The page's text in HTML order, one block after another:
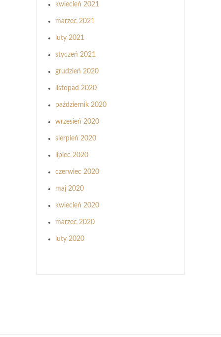
kwiecień 2021
marzec 2021
luty 2021
styczeń 2021
grudzień 2020
listopad 2020
październik 2020
wrzesień 2020
sierpień 2020
lipiec 2020
czerwiec 2020
maj 2020
kwiecień 2020
marzec 2020
luty 2020